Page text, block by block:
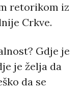
retorikom iz
Crkve.
Gdje je
je želja da
da se